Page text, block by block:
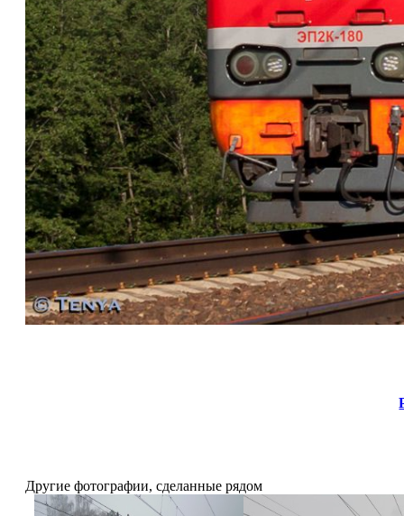
Другие фотографии, сделанные рядом